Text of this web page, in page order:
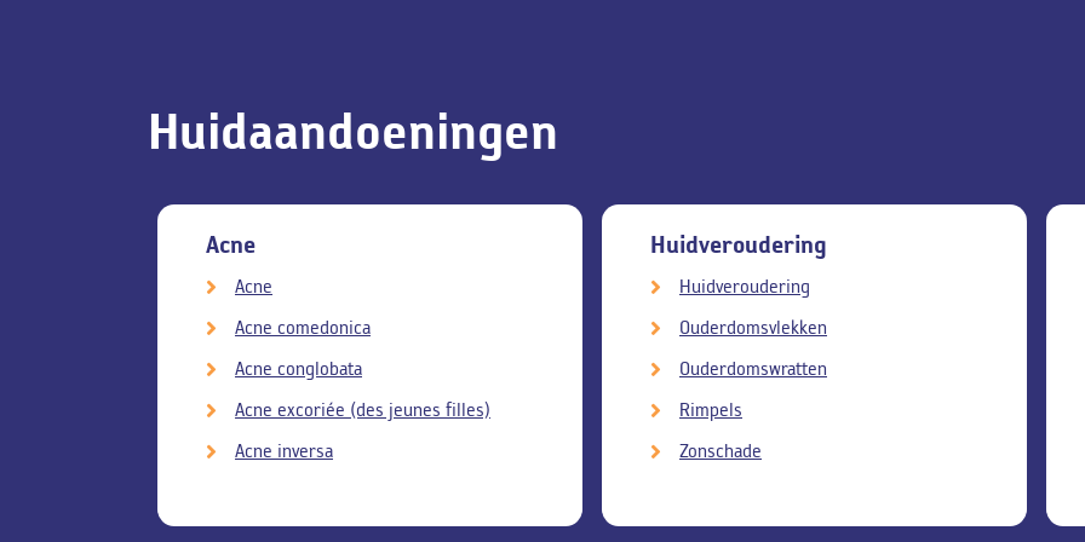
Huidaandoeningen
Acne
Acne
Acne comedonica
Acne conglobata
Acne excoriée (des jeunes filles)
Acne inversa
Huidveroudering
Huidveroudering
Ouderdomsvlekken
Ouderdomswratten
Rimpels
Zonschade